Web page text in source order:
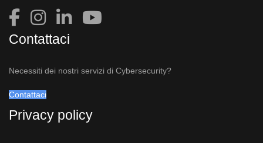
Contattaci
Necessiti dei nostri servizi di Cybersecurity?
Contattaci
Privacy policy